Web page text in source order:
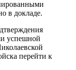
в докладе.
успешной
перейти к